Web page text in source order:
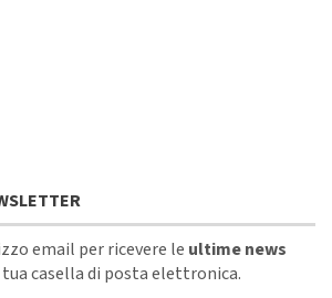
email per ricevere le ultime news
casella di posta elettronica.